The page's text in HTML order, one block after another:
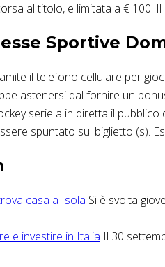
al titolo, e limitata a € 100.
Sportive
il telefono cellulare per
astenersi dal fornire un
serie a in diretta il
spuntato sul biglietto (s).
casa a Isola Si è svolta
e investire in Italia Il 30